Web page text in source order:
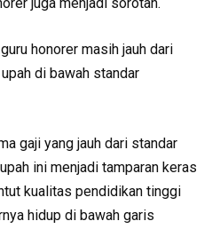
honorer masih jauh dari
di bawah standar
gaji yang jauh dari standar
ini menjadi tamparan keras
kualitas pendidikan tinggi
hidup di bawah garis